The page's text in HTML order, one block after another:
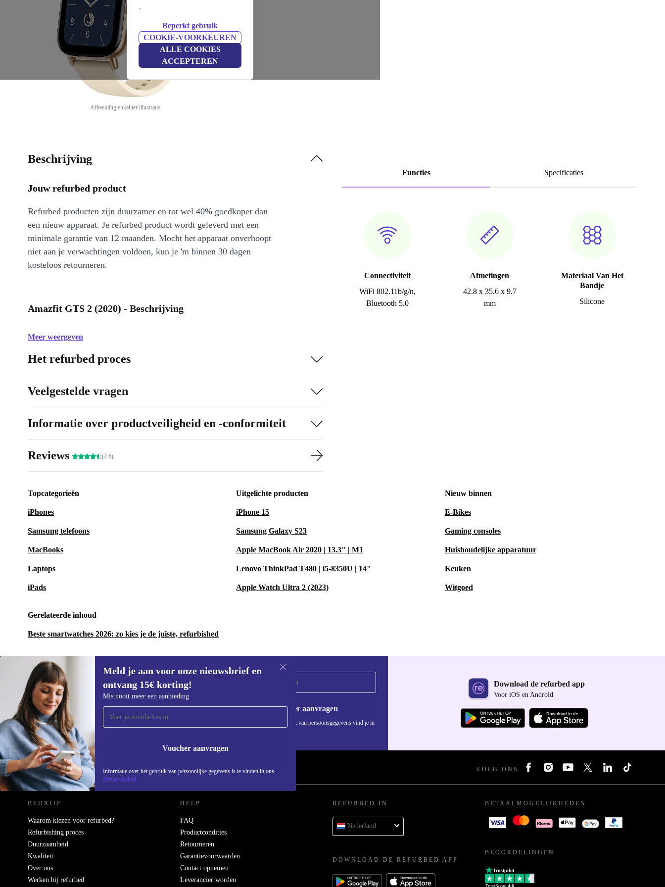
.
Beperkt gebruik
COOKIE-VOORKEUREN
ALLE COOKIES
ACCEPTEREN
Afbeelding enkel ter illustratie
Functies Specificaties
Connectiviteit
WiFi 802.11b/g/n,
Bluetooth 5.0
Afmetingen
42.8 x 35.6 x 9.7
mm
Materiaal Van Het
Bandje
Silicone
Beschrijving
Jouw refurbed product
Refurbed producten zijn duurzamer en tot wel 40% goedkoper dan
een nieuw apparaat. Je refurbed product wordt geleverd met een
minimale garantie van 12 maanden. Mocht het apparaat onverhoopt
niet aan je verwachtingen voldoen, kun je 'm binnen 30 dagen
kosteloos retourneren.
Amazfit GTS 2 (2020) - Beschrijving
Meer weergeven
Het refurbed proces
Veelgestelde vragen
Informatie over productveiligheid en -conformiteit
Reviews (4.6)
Topcategorieën
iPhones
Samsung telefoons
MacBooks
Laptops
iPads
Uitgelichte producten
iPhone 15
Samsung Galaxy S23
Apple MacBook Air 2020 | 13.3" | M1
Lenovo ThinkPad T480 | i5-8350U | 14"
Apple Watch Ultra 2 (2023)
Nieuw binnen
E-Bikes
Gaming consoles
Huishoudelijke apparatuur
Keuken
Witgoed
Gerelateerde inhoud
Beste smartwatches 2026: zo kies je de juiste, refurbished
Meld je aan voor onze nieuwsbrief en
ontvang 15€ korting!
Mis nooit meer een aanbieding
Voucher aanvragen
Informatie over het gebruik van persoonlijke gegevens is te vinden in ons
Privacybeleid
Meld je aan voor onze nieuwsbrief en
ontvang €15 korting!
Mis nooit meer een aanbieding.
Voucher aanvragen
Informatie over het gebruik van persoonsgegevens vind je in
Download de refurbed app
Voor iOS en Android
REFURBED NEDERLAND - RETHINK NEW. VOLG ONS
BEDRIJF
Waarom kiezen voor refurbed?
Refurbishing proces
Duurzaamheid
Kwaliteit
Over ons
Werken bij refurbed
HELP
FAQ
Productcondities
Retourneren
Garantievoorwaarden
Contact opnemen
Leverancier worden
REFURBED IN
Nederland
DOWNLOAD DE REFURBED APP
BETAALMOGELIJKHEDEN
BEOORDELINGEN
Trustpilot
TrustScore 4.6